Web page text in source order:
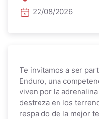
22/08/2026
Te invitamos a ser
Enduro, una
viven por la
destreza en los
respaldo de la mejor